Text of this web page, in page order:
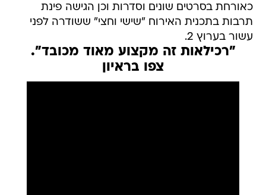
כאורחת בסרטים שונים וסדרות וכן הגישה פינת
תרבות בתכנית האירוח "שישי וחצי" ששודרה לפני
עשור בערוץ 2.
"רכילאות זה מקצוע מאוד מכובד".
צפו בראיון